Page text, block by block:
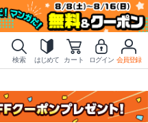
検索 はじめて カート ログイン 会員登録